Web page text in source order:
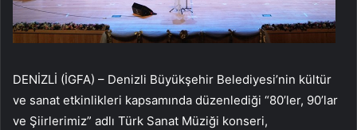
DENİZLİ (İGFA) – Denizli Büyükşehir Belediyesi’nin kültür
ve sanat etkinlikleri kapsamında düzenlediği “80’ler, 90’lar
ve Şiirlerimiz” adlı Türk Sanat Müziği konseri,